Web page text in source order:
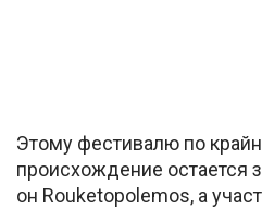
Этому фестивалю по
происхождение остается
он Rouketopolemos, а